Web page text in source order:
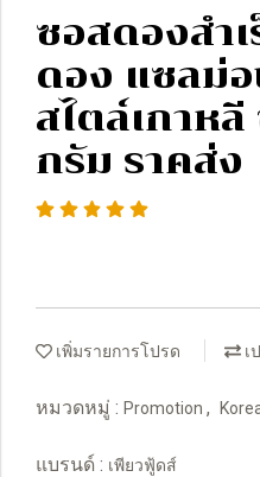
ซอสดองสำ
ดอง แซลม่
สไตล์เกาห
กรัม ราคส่ง
เพิ่มรายการโปรด เ
หมวดหมู่ : Promotion ,
แบรนด์ : เพียวฟู้ดส์